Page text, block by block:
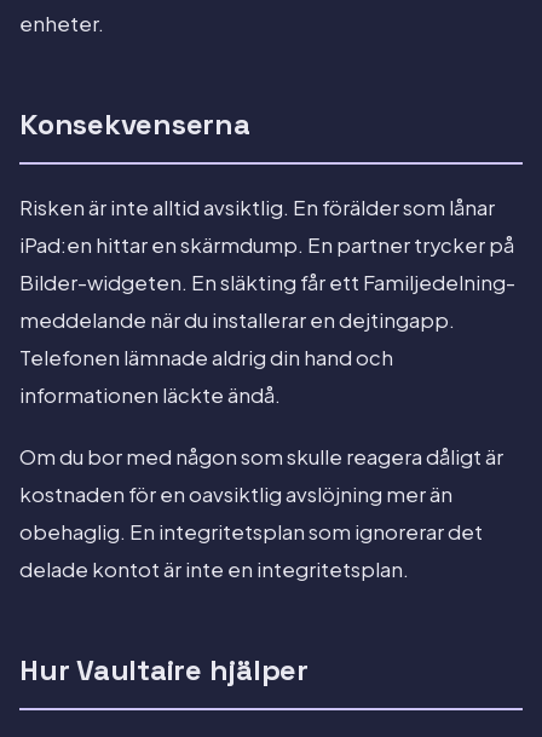
enheter.
Konsekvenserna
Risken är inte alltid avsiktlig. En förälder som lånar
iPad:en hittar en skärmdump. En partner trycker på
Bilder-widgeten. En släkting får ett Familjedelning-
meddelande när du installerar en dejtingapp.
Telefonen lämnade aldrig din hand och
informationen läckte ändå.
Om du bor med någon som skulle reagera dåligt är
kostnaden för en oavsiktlig avslöjning mer än
obehaglig. En integritetsplan som ignorerar det
delade kontot är inte en integritetsplan.
Hur Vaultaire hjälper